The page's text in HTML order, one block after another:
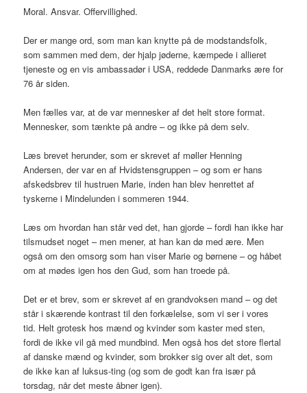
Moral. Ansvar. Offervillighed.
Der er mange ord, som man kan knytte på de modstandsfolk,
som sammen med dem, der hjalp jøderne, kæmpede i allieret
tjeneste og en vis ambassadør i USA, reddede Danmarks ære for
76 år siden.
Men fælles var, at de var mennesker af det helt store format.
Mennesker, som tænkte på andre – og ikke på dem selv.
Læs brevet herunder, som er skrevet af møller Henning
Andersen, der var en af Hvidstensgruppen – og som er hans
afskedsbrev til hustruen Marie, inden han blev henrettet af
tyskerne i Mindelunden i sommeren 1944.
Læs om hvordan han står ved det, han gjorde – fordi han ikke har
tilsmudset noget – men mener, at han kan dø med ære. Men
også om den omsorg som han viser Marie og børnene – og håbet
om at mødes igen hos den Gud, som han troede på.
Det er et brev, som er skrevet af en grandvoksen mand – og det
står i skærende kontrast til den forkælelse, som vi ser i vores
tid. Helt grotesk hos mænd og kvinder som kaster med sten,
fordi de ikke vil gå med mundbind. Men også hos det store flertal
af danske mænd og kvinder, som brokker sig over alt det, som
de ikke kan af luksus-ting (og som de godt kan fra især på
torsdag, når det meste åbner igen).